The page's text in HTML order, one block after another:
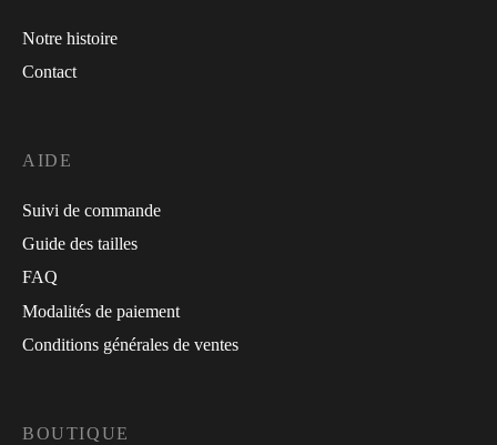
Notre histoire
Contact
AIDE
Suivi de commande
Guide des tailles
FAQ
Modalités de paiement
Conditions générales de ventes
BOUTIQUE